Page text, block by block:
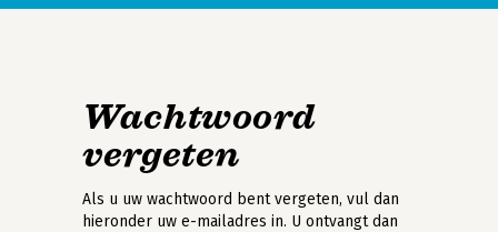
Wachtwoord
vergeten
Als u uw wachtwoord bent vergeten, vul dan
hieronder uw e-mailadres in. U ontvangt dan